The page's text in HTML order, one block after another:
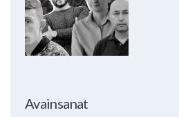
Avainsanat